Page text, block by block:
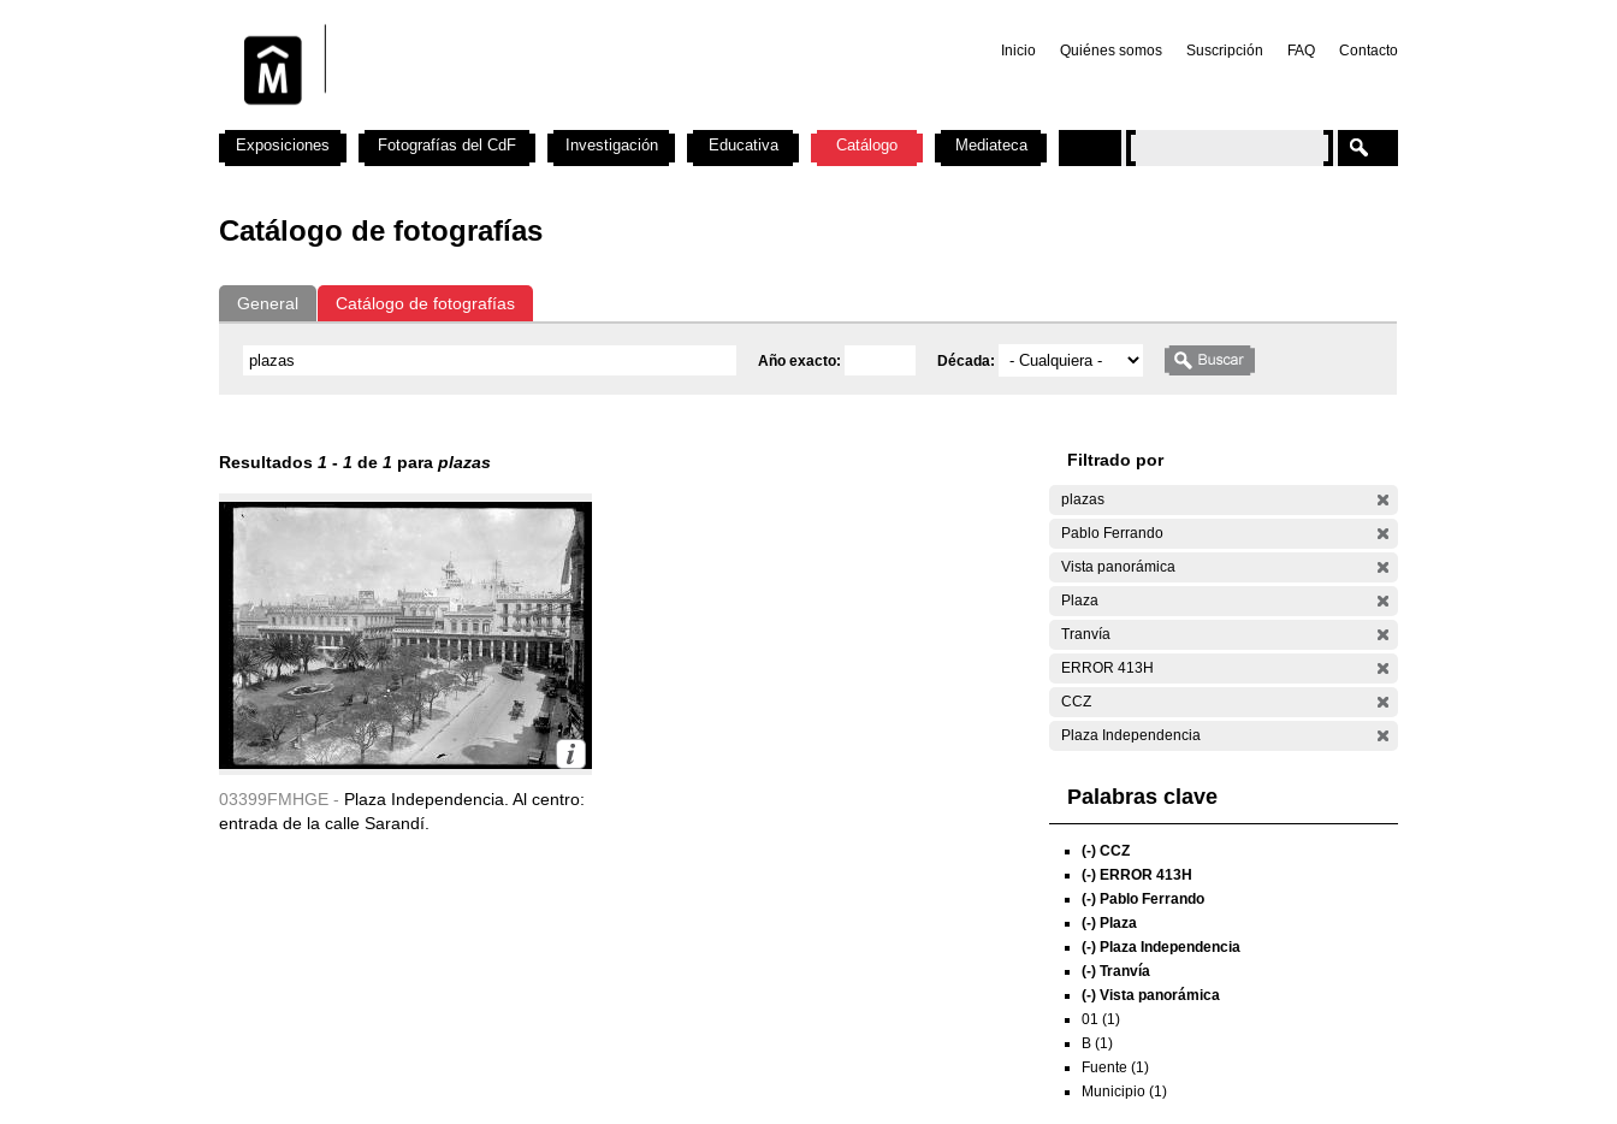
Inicio Quiénes somos Suscripción FAQ Contacto
Catálogo de fotografías
General Catálogo de fotografías
Año exacto: Década:
Resultados 1 - 1 de 1 para plazas
03399FMHGE - Plaza Independencia. Al centro:
entrada de la calle Sarandí.
Filtrado por
plazas
Pablo Ferrando
Vista panorámica
Plaza
Tranvía
ERROR 413H
CCZ
Plaza Independencia
Palabras clave
(-) CCZ
(-) ERROR 413H
(-) Pablo Ferrando
(-) Plaza
(-) Plaza Independencia
(-) Tranvía
(-) Vista panorámica
01 (1)
B (1)
Fuente (1)
Municipio (1)
Exposiciones Fotografías del CdF Investigación Educativa Catálogo Mediateca